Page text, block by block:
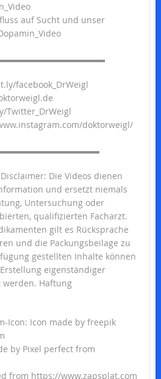
auf Sucht und unser
facebook_DrWeigl
doktorweigl/
Die Videos dienen
und ersetzt niemals
Untersuchung oder
qualifizierten Facharzt.
gilt es Rücksprache
und die Packungsbeilage zu
gestellten Inhalte können
eigenständiger
werden. Haftung
Icon: Icon made by freepik
by Pixel perfect from
from https://www.zapsplat.com